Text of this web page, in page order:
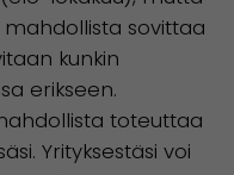
sovittaa
kunkin
erikseen.
toteuttaa
Yrityksestäsi voi